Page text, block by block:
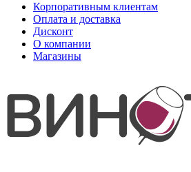
Корпоративным клиентам
Оплата и доставка
Дисконт
О компании
Магазины